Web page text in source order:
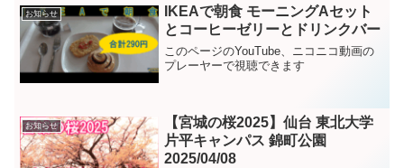
お知らせ
IKEAで朝食 モーニングAセット
とコーヒーゼリーとドリンクバー
このページのYouTube、ニコニコ動画の
プレーヤーで視聴できます
お知らせ
【宮城の桜2025】仙台 東北大学
片平キャンパス 錦町公園
2025/04/08